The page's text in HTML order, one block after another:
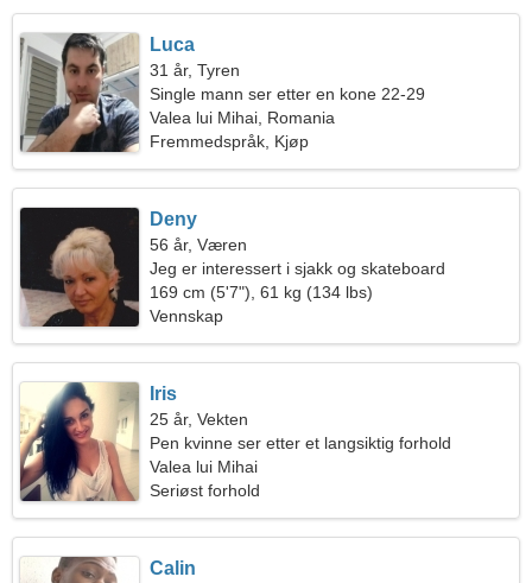
Luca
31 år, Tyren
Single mann ser etter en kone 22-29
Valea lui Mihai, Romania
Fremmedspråk, Kjøp
Deny
56 år, Væren
Jeg er interessert i sjakk og skateboard
169 cm (5'7"), 61 kg (134 lbs)
Vennskap
Iris
25 år, Vekten
Pen kvinne ser etter et langsiktig forhold
Valea lui Mihai
Seriøst forhold
Calin